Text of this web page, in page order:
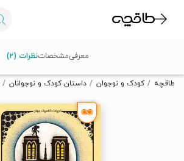
تخفیف از طاقچه دریافت کن.
طاقچه کودک و نوجوان داستان کودک و نوجوانان
معرفیمشخصاتنظرات (۲)